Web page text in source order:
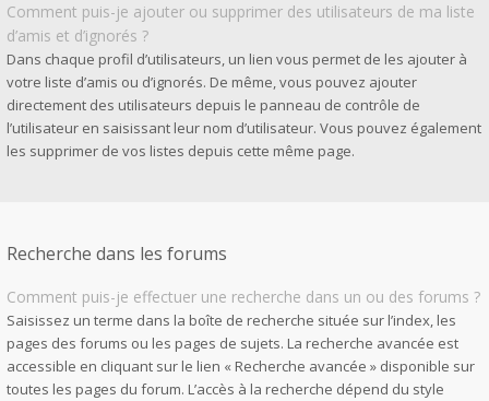
Comment puis-je ajouter ou supprimer des utilisateurs de ma liste
d’amis et d’ignorés ?
Dans chaque profil d’utilisateurs, un lien vous permet de les ajouter à
votre liste d’amis ou d’ignorés. De même, vous pouvez ajouter
directement des utilisateurs depuis le panneau de contrôle de
l’utilisateur en saisissant leur nom d’utilisateur. Vous pouvez également
les supprimer de vos listes depuis cette même page.
Recherche dans les forums
Comment puis-je effectuer une recherche dans un ou des forums ?
Saisissez un terme dans la boîte de recherche située sur l’index, les
pages des forums ou les pages de sujets. La recherche avancée est
accessible en cliquant sur le lien « Recherche avancée » disponible sur
toutes les pages du forum. L’accès à la recherche dépend du style